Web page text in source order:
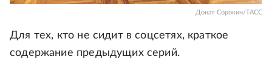
Донат Сорокин/ТАСС
Для тех, кто не сидит в соцсетях, краткое
содержание предыдущих серий.